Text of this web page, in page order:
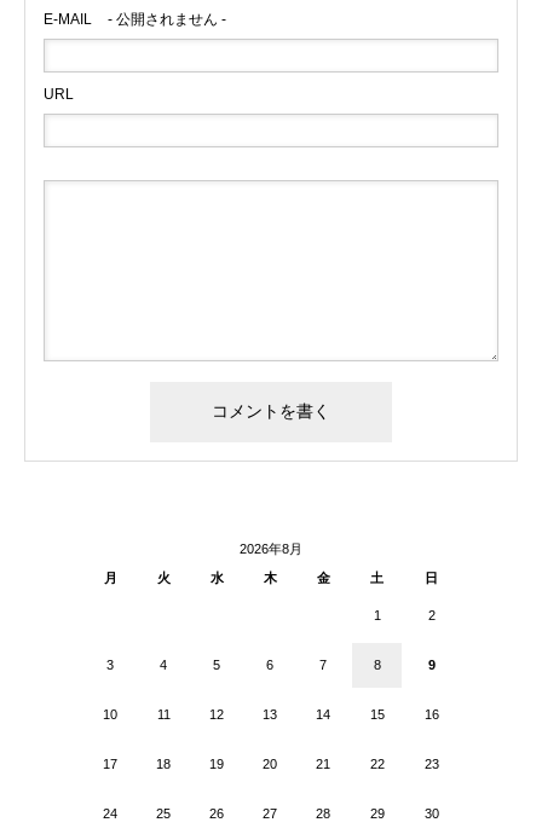
E-MAIL - 公開されません -
URL
2026年8月
月
火 水 木 金 土 日
1 2
3 4 5 6 7 8 9
10 11 12 13 14 15 16
17 18 19 20 21 22 23
24 25 26 27 28 29 30